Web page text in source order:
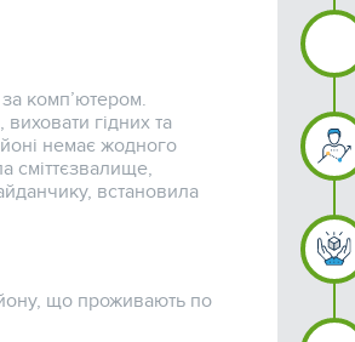
комп’ютером.
гідних та
немає жодного
сміттєзвалище,
встановила
що проживають по